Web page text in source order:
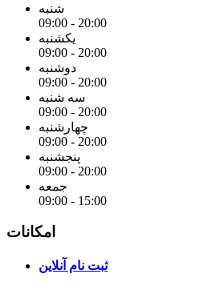
شنبه
09:00 - 20:00
یکشنبه
09:00 - 20:00
دوشنبه
09:00 - 20:00
سه شنبه
09:00 - 20:00
چهارشنبه
09:00 - 20:00
پنجشنبه
09:00 - 20:00
جمعه
09:00 - 15:00
امکانات
ثبت نام آنلاین